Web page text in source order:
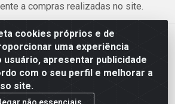
cookies próprios e de
uma experiência
usuário, apresentar publicidade
com o seu perfil e melhorar a
site.
não essenciais
a compras realizadas no site.
LTDA - Avenida Castelo Branco, 5330 -
Goiânia/GO - CEP 74.433-205 - CNPJ
06.315.490/0001-00